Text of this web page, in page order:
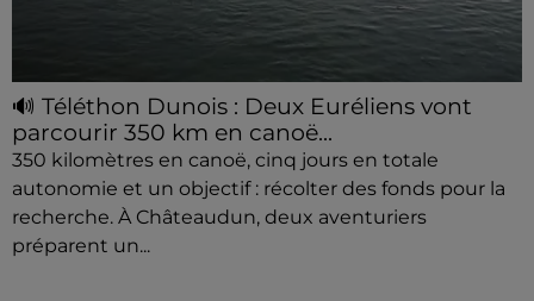
🔊 Téléthon Dunois : Deux Euréliens vont
parcourir 350 km en canoë...
350 kilomètres en canoë, cinq jours en totale
autonomie et un objectif : récolter des fonds pour la
recherche. À Châteaudun, deux aventuriers
préparent un...